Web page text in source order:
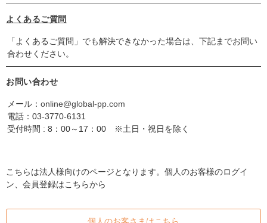
よくあるご質問
「よくあるご質問」でも解決できなかった場合は、下記までお問い
合わせください。
お問い合わせ
メール： online@global-pp.com
電話： 03-3770-6131
受付時間 : 8：00～17：00 ※土日・祝日を除く
こちらは法人様向けのページとなります。個人のお客様のログイ
ン、会員登録はこちらから